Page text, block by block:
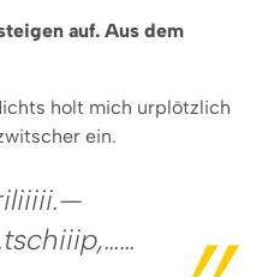
auf. Aus dem
holt mich urplötzlich
ein.